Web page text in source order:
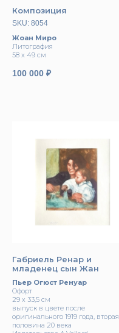
Композиция
SKU: 8054
Жоан Миро
Литография
58 х 49 см
100 000 ₽
Габриель Ренap и
млaдeнeц сын Жан
Пьер Огюст Ренуар
Офорт
29 х 33,5 см
выпуск в цвете после
opигинальнoгo 1919 годa, втopая
половина 20 вeка